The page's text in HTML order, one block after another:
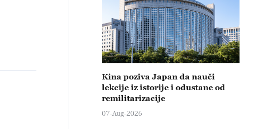
Kina poziva Japan da nauči
lekcije iz istorije i odustane od
remilitarizacije
07-Aug-2026